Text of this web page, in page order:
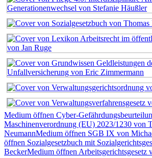
Medium öffnen Cyber-
Maschinenverordnung (EU) 2023/1230 von
NeumannMedium öffnen SGB IX von
öffnen Sozialgesetzbuch mit
BeckerMedium öffnen Arbeitsgerichtsgesetz